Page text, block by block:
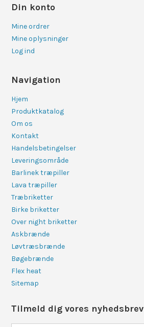
Din konto
Mine ordrer
Mine oplysninger
Log ind
Navigation
Hjem
Produktkatalog
Om os
Kontakt
Handelsbetingelser
Leveringsområde
Barlinek træpiller
Lava træpiller
Træbriketter
Birke briketter
Over night briketter
Askbrænde
Løvtræsbrænde
Bøgebrænde
Flex heat
Sitemap
Tilmeld dig vores nyhedsbrev